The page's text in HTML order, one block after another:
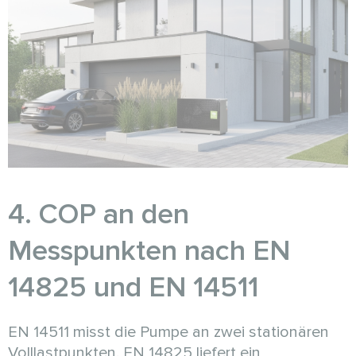
4. COP an den
Messpunkten nach EN
14825 und EN 14511
EN 14511 misst die Pumpe an zwei stationären